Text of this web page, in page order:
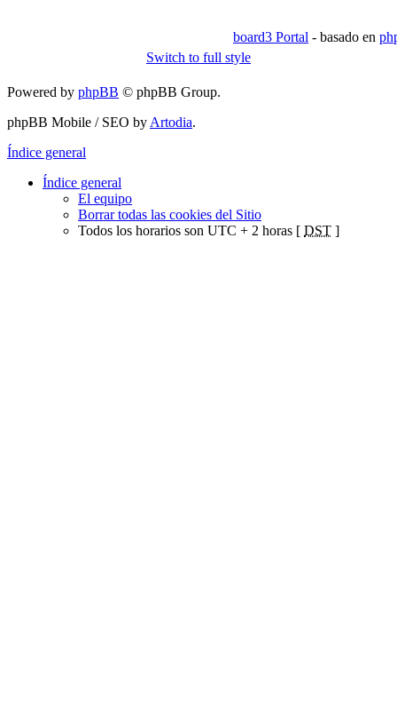
board3 Portal - basado en
Switch to full style
Powered by phpBB © phpBB Group.
phpBB Mobile / SEO by Artodia.
Índice general
Índice general
El equipo
Borrar todas las cookies del Sitio
Todos los horarios son UTC + 2 horas [ DST ]